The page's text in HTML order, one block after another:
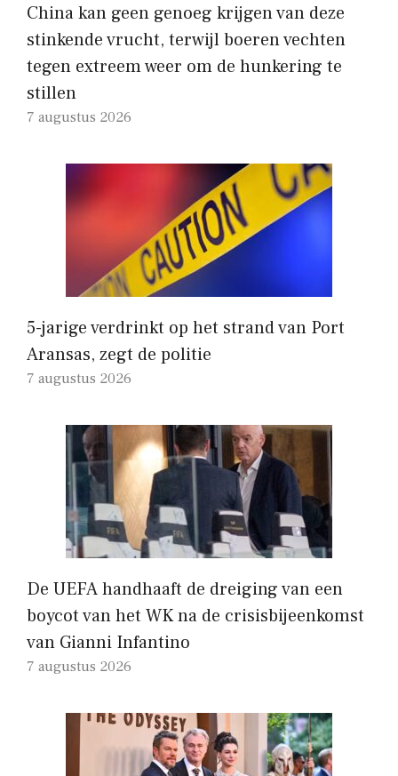
China kan geen genoeg krijgen van deze
stinkende vrucht, terwijl boeren vechten
tegen extreem weer om de hunkering te
stillen
7 augustus 2026
5-jarige verdrinkt op het strand van Port
Aransas, zegt de politie
7 augustus 2026
De UEFA handhaaft de dreiging van een
boycot van het WK na de crisisbijeenkomst
van Gianni Infantino
7 augustus 2026